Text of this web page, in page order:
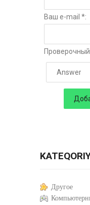
Ваш e-mail *:
Другое